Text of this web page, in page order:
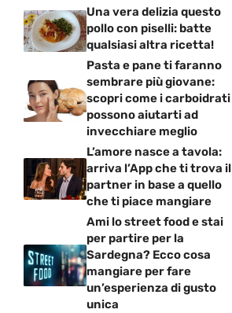
Una vera delizia questo
pollo con piselli: batte
qualsiasi altra ricetta!
Pasta e pane ti faranno
sembrare più giovane:
scopri come i carboidrati
possono aiutarti ad
invecchiare meglio
L’amore nasce a tavola:
arriva l’App che ti trova il
partner in base a quello
che ti piace mangiare
Ami lo street food e stai
per partire per la
Sardegna? Ecco cosa
mangiare per fare
un’esperienza di gusto
unica